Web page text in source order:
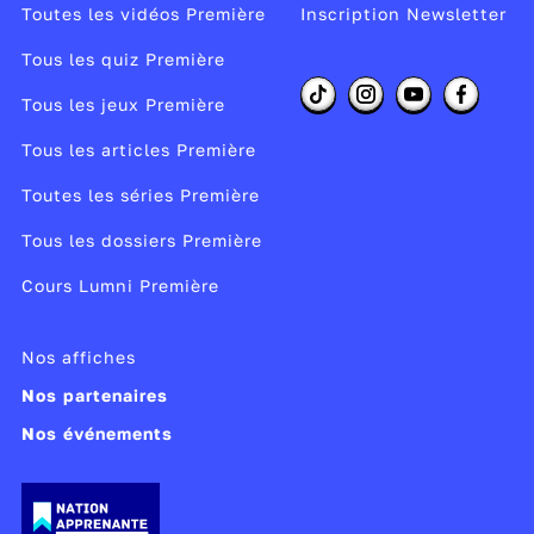
aujourd’hui de l’argent qu’on n’aurait eu
que plus tard.
La distance ensuite : sans le marché des
changes, qui permet de transformer un
pouvoir d’achat local en pouvoir d’achat à
un autre endroit, nous ne pourrions
individuellement de nombreux risques :
etcetera. Nous ne pouvons pas y faire face
transférer le risque vers ceux qui sont prêts
à le supporter contre paiement.
Les avantages et inconvénients de la finance
Toutes les vidéos Première
Tous les quiz Première
Tous les jeux Première
Tous les articles Première
Toutes les séries Première
Tous les dossiers Première
Cours Lumni Première
Inscription Newsletter
Nos affiches
Nos partenaires
Nos événements